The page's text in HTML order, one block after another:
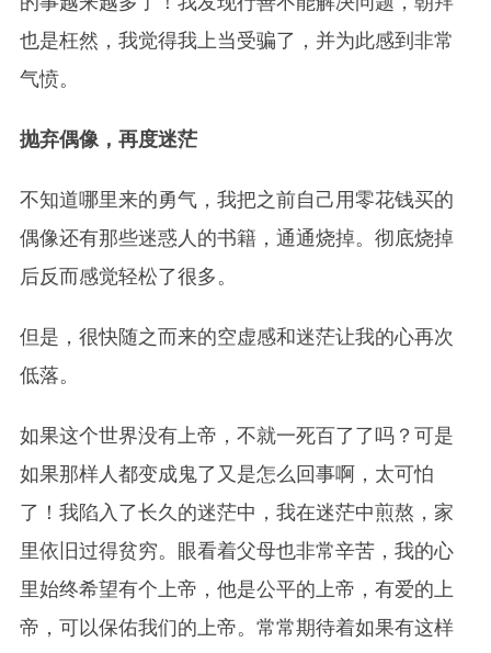
也是枉然，我觉得我上当受骗了，并为此感到非常
气愤。
抛弃偶像，再度迷茫
不知道哪里来的勇气，我把之前自己用零花钱买的
偶像还有那些迷惑人的书籍，通通烧掉。彻底烧掉
后反而感觉轻松了很多。
但是，很快随之而来的空虚感和迷茫让我的心再次
低落。
如果这个世界没有上帝，不就一死百了了吗？可是
如果那样人都变成鬼了又是怎么回事啊，太可怕
了！我陷入了长久的迷茫中，我在迷茫中煎熬，家
里依旧过得贫穷。眼看着父母也非常辛苦，我的心
里始终希望有个上帝，他是公平的上帝，有爱的上
帝，可以保佑我们的上帝。常常期待着如果有这样